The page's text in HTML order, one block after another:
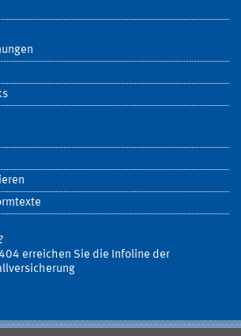
erreichen Sie die Infoline der